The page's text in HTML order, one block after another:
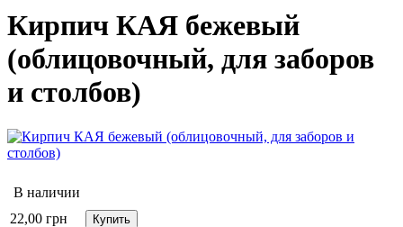
Кирпич КАЯ бежевый
(облицовочный, для заборов
и столбов)
В наличии
22,00 грн
Купить